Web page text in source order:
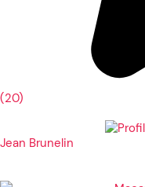
(20)
Jean Brunelin